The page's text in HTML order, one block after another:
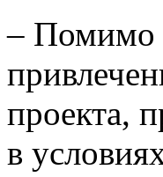
– Помимо
проекта,
в